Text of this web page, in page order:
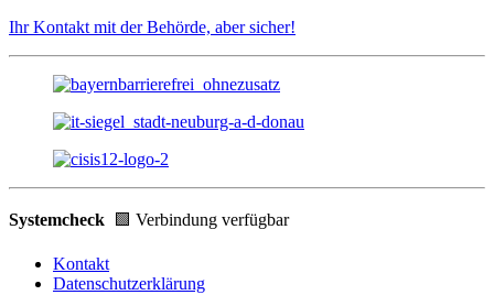
Ihr Kontakt mit der Behörde, aber sicher!
Systemcheck 🟩 Verbindung verfügbar
Kontakt
Datenschutzerklärung